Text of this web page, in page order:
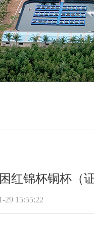
红锦杯铜杯（证
29 15:55:22